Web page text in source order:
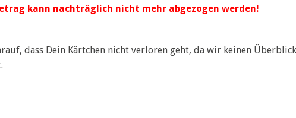
kann nachträglich nicht mehr abgezogen werden!
dass Dein Kärtchen nicht verloren geht, da wir keinen